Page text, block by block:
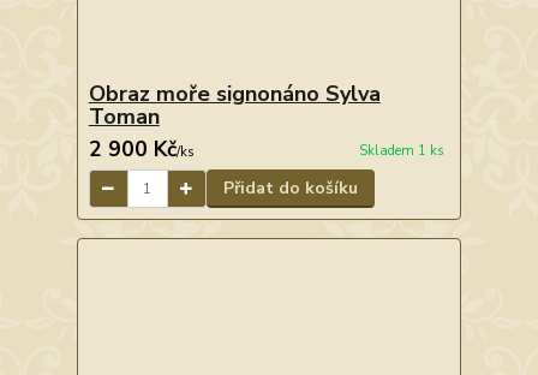
Obraz moře signonáno Sylva
Toman
2 900 Kč/ks Skladem 1 ks
Přidat do košíku